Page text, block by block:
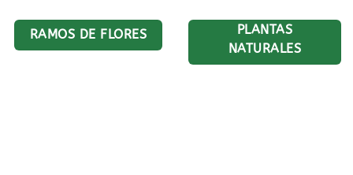
RAMOS DE FLORES
PLANTAS
NATURALES